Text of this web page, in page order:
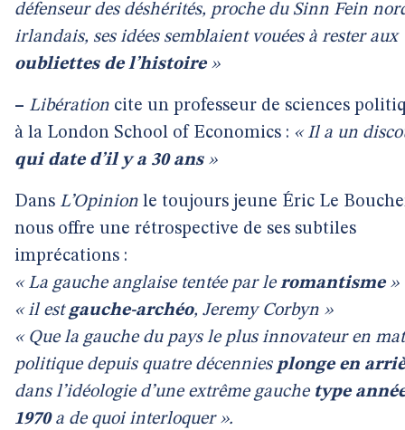
défenseur des déshérités, proche du Sinn Fein
irlandais, ses idées semblaient vouées à rester aux
oubliettes de l’histoire»
– Libération cite un professeur de sciences
à la London School of Economics : « Il a un
qui date d’il y a 30 ans»
Dans L’Opinion le toujours jeune Éric Le
nous offre une rétrospective de ses subtiles
imprécations :
« La gauche anglaise tentée par le romantisme»
« il estgauche-archéo, Jeremy Corbyn »
« Que la gauche du pays le plus innovateur en
politique depuis quatre décennies plonge en
dans l’idéologie d’une extrême gauchetype
1970a de quoi interloquer ».